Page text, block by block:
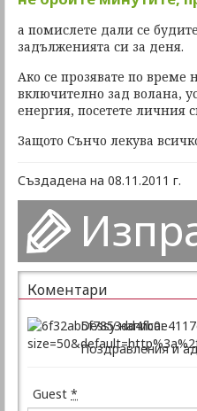
а помислете дали се
задълженията си за деня.
Ако се прозявате по време
включително зад волана,
енергия, посетете личния
Защото Сънчо лекува
Създадена на 08.11.2011 г.
Коментари
Dessy написа:
Поздравления и
Guest *